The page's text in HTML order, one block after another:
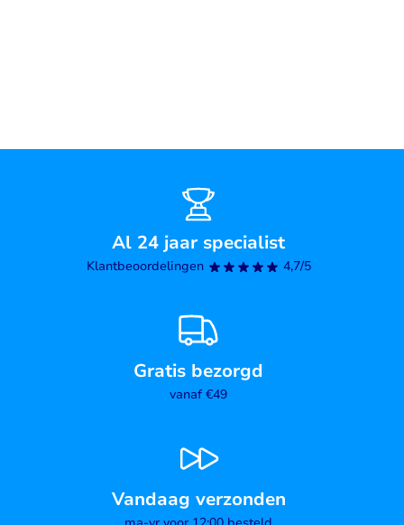
Al 24 jaar specialist
Klantbeoordelingen 4,7/5
Gratis bezorgd
vanaf €49
Vandaag verzonden